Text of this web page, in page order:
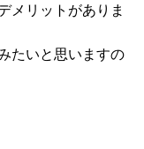
メリットがありま
たいと思いますの